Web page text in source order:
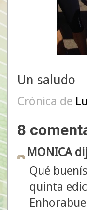
Un saludo
Crónica de
8
MONICA
Qué
quinta